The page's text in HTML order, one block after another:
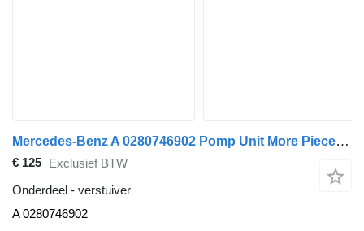
Mercedes-Benz A 0280746902 Pomp Unit More Pieces IN Stock verstuiver voor Mercedes-Benz A-klasse auto
€ 125 Exclusief BTW
Onderdeel - verstuiver
A 0280746902